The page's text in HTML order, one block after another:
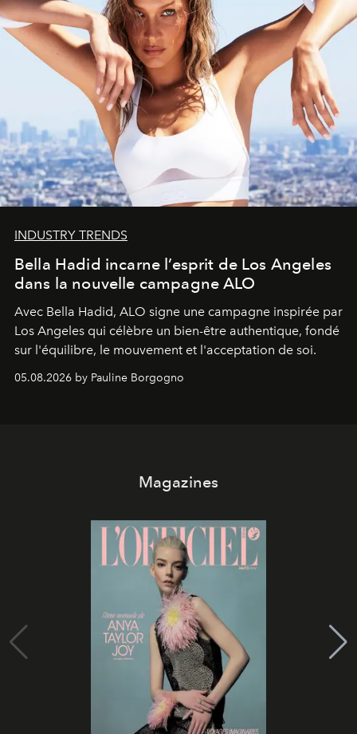
INDUSTRY TRENDS
Bella Hadid incarne l’esprit de Los Angeles
dans la nouvelle campagne ALO
Avec Bella Hadid, ALO signe une campagne inspirée par
Los Angeles qui célèbre un bien-être authentique, fondé
sur l'équilibre, le mouvement et l'acceptation de soi.
05.08.2026 by Pauline Borgogno
Magazines